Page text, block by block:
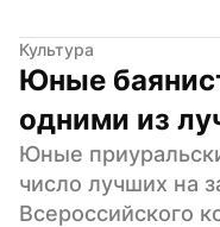
Культура
Юные
одними из
Юные
число лучших на
Всероссийского